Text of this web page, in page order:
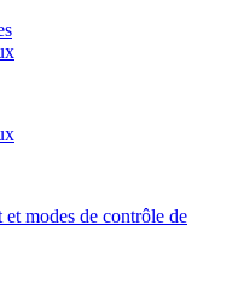
modes de contrôle de